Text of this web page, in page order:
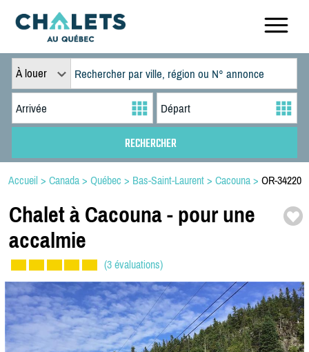
À louer
Accueil > Canada > Québec > Bas-Saint-Laurent > Cacouna > OR-34220
Chalet à Cacouna - pour une
accalmie
(3 évaluations)